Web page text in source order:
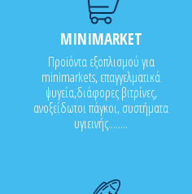
MINIMARKET
Προϊόντα εξοπλισμού για
minimarkets, επαγγελματικά
ψυγεία,διάφορες βιτρίνες,
ανοξείδωτοι πάγκοι, συστήματα
υγιεινής........